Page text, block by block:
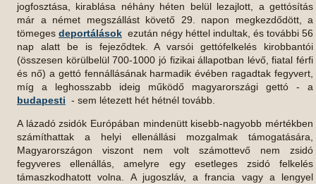
jogfosztása, kirablása néhány héten belül lezajlott, a gettósítás
már a német megszállást követő 29. napon megkezdődött, a
tömeges deportálások ezután négy héttel indultak, és további 56
nap alatt be is fejeződtek. A varsói gettófelkelés kirobbantói
(összesen körülbelül 700-1000 jó fizikai állapotban lévő, fiatal férfi
és nő) a gettó fennállásának harmadik évében ragadtak fegyvert,
míg a leghosszabb ideig működő magyarországi gettó - a
budapesti - sem létezett hét hétnél tovább.
A lázadó zsidók Európában mindenütt kisebb-nagyobb mértékben
számíthattak a helyi ellenállási mozgalmak támogatására,
Magyarországon viszont nem volt számottevő nem zsidó
fegyveres ellenállás, amelyre egy esetleges zsidó felkelés
támaszkodhatott volna. A jugoszláv, a francia vagy a lengyel